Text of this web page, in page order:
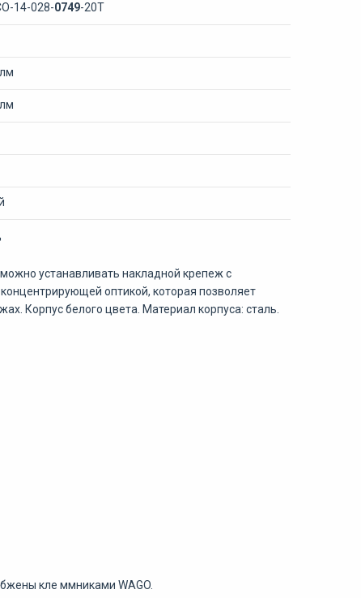
14-028-0749-20Т
устанавливать накладной крепеж с
оптикой, которая позволяет
Корпус белого цвета. Материал корпуса: сталь.
кле ммниками WAGO.